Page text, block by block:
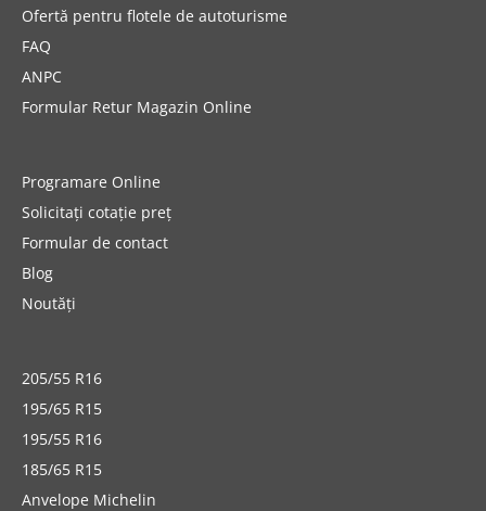
Ofertă pentru flotele de autoturisme
FAQ
ANPC
Formular Retur Magazin Online
Programare Online
Solicitați cotație preț
Formular de contact
Blog
Noutăți
205/55 R16
195/65 R15
195/55 R16
185/65 R15
Anvelope Michelin